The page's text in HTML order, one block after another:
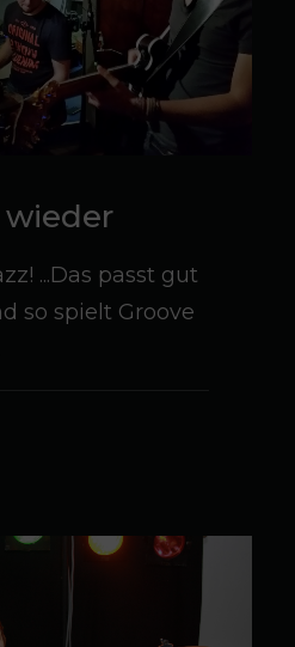
wieder
...Das passt gut
so spielt Groove